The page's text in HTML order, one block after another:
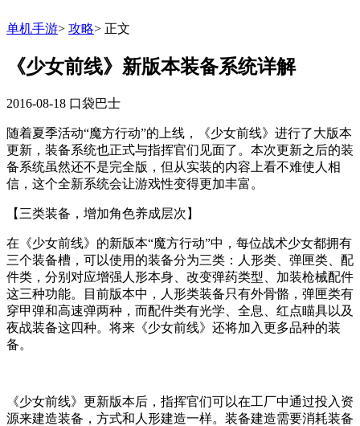
单机手游> 攻略> 正文
《少女前线》新版本装备系统详解
2016-08-18 口袋巴士
随着夏季活动“魔方行动”的上线，《少女前线》进行了大版本
更新，装备系统也正式与指挥官们见面了。本次更新之后的装
备系统虽然还不是完全版，但从实装的内容上看不难使人相
信，这个全新系统会让游戏性变得更加丰富。
【三类装备，增加角色养成层次】
在《少女前线》的新版本“魔方行动”中，每位战术少女都拥有
三个装备槽，可以使用的装备分为三类：人形类、弹匣类、配
件类，分别对应增强人形本身、改变弹药类型、加装枪械配件
这三种功能。目前版本中，人形类装备只有外骨骼，弹匣类有
穿甲弹和高速弹两种，而配件类有光学、全息、红点瞄具以及
夜战装备这四种。将来《少女前线》还将加入更多品种的装
备。
《少女前线》更新版本后，指挥官们可以在工厂中通过投入资
源来建造装备，方式和人形建造一样。装备建造需要消耗装备